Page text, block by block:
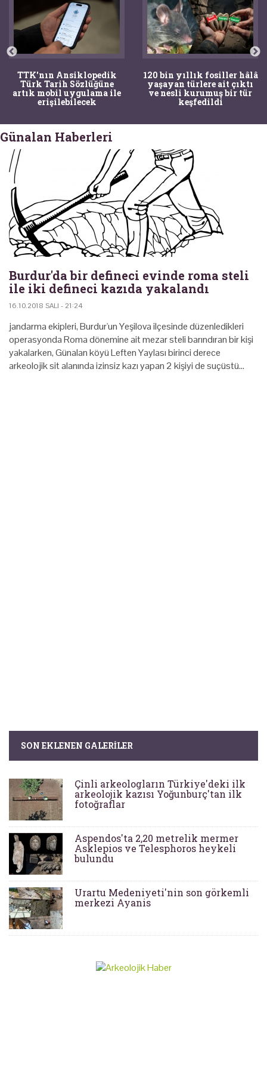
TTK'nın Ansiklopedik
Türk Tarih Sözlüğüne
artık mobil uygulama ile
erişilebilecek
120 bin yıllık fosiller hâlâ
yaşayan türlere ait çıktı
ve nesli kurumuş bir tür
keşfedildi
Günalan Haberleri
Burdur'da bir defineci evinde roma steli
ile iki defineci kazıda yakalandı
16.10.2018 SALI - 21:24
jandarma ekipleri, Burdur'un Yeşilova ilçesinde düzenledikleri
operasyonda Roma dönemine ait mezar steli barındıran bir kişi
yakalarken, Günalan köyü Leften Yaylası birinci derece
arkeolojik sit alanında izinsiz kazı yapan 2 kişiyi de suçüstü…
SON EKLENEN GALERILER
Çinli arkeologların Türkiye'deki ilk
arkeolojik kazısı Yoğunburç'tan ilk
fotoğraflar
Aspendos'ta 2,20 metrelik mermer
Asklepios ve Telesphoros heykeli
bulundu
Urartu Medeniyeti'nin son görkemli
merkezi Ayanis